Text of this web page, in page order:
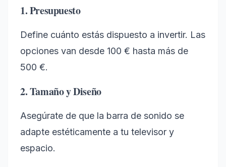
1. Presupuesto
Define cuánto estás dispuesto a invertir. Las
opciones van desde 100 € hasta más de
500 €.
2. Tamaño y Diseño
Asegúrate de que la barra de sonido se
adapte estéticamente a tu televisor y
espacio.